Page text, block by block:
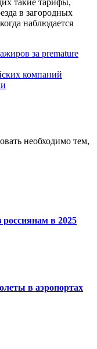
в загородных
наблюдается
за premature
компаний
необходимо тем,
в 2025
в аэропортах